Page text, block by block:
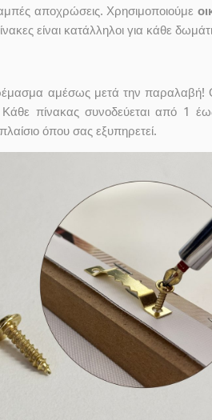
αποχρώσεις. Χρησιμοποιούμε
είναι κατάλληλοι για κάθε
αμέσως μετά την παραλαβή!
πίνακας συνοδεύεται από 1
όπου σας εξυπηρετεί.